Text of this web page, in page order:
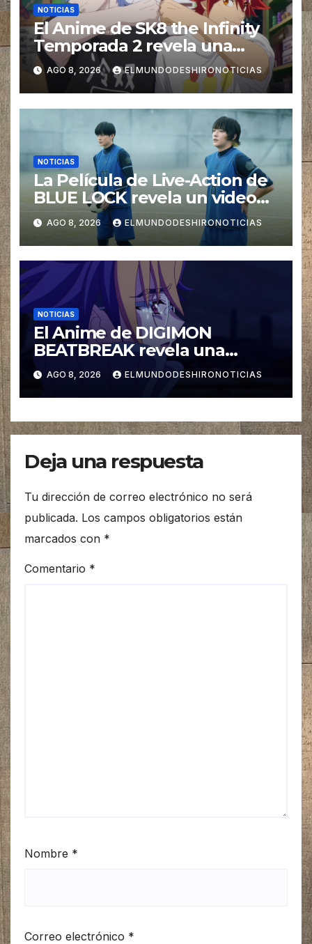
NOTICIAS
El Anime de SK8 the Infinity
Temporada 2 revela una
imagen promocional
AGO 8, 2026 ELMUNDODESHIRONOTICIAS
NOTICIAS
La Película de Live-Action de
BLUE LOCK revela un video
especial con el tema musical
interpretado por Ado
AGO 8, 2026 ELMUNDODESHIRONOTICIAS
NOTICIAS
El Anime de DIGIMON
BEATBREAK revela una
nueva imagen para su ultimo
Arco Asuka
AGO 8, 2026 ELMUNDODESHIRONOTICIAS
Deja una respuesta
Tu dirección de correo electrónico no será
publicada. Los campos obligatorios están
marcados con *
Comentario *
Nombre *
Correo electrónico *